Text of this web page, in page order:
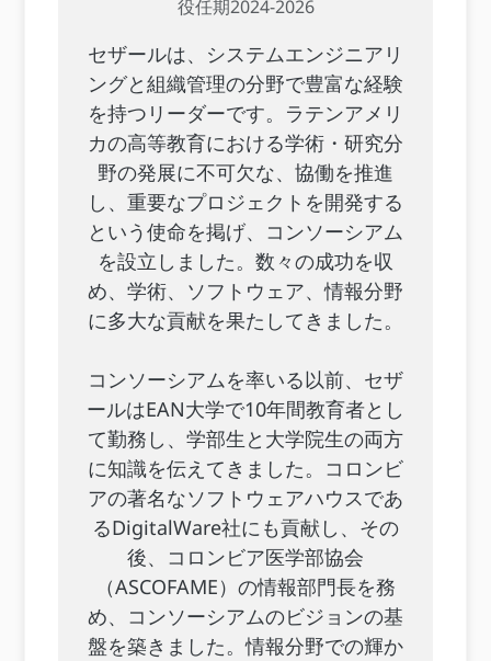
役任期2024-2026
セザールは、システムエンジニアリ
ングと組織管理の分野で豊富な経験
を持つリーダーです。ラテンアメリ
カの高等教育における学術・研究分
野の発展に不可欠な、協働を推進
し、重要なプロジェクトを開発する
という使命を掲げ、コンソーシアム
を設立しました。数々の成功を収
め、学術、ソフトウェア、情報分野
に多大な貢献を果たしてきました。
コンソーシアムを率いる以前、セザ
ールはEAN大学で10年間教育者とし
て勤務し、学部生と大学院生の両方
に知識を伝えてきました。コロンビ
アの著名なソフトウェアハウスであ
るDigitalWare社にも貢献し、その
後、コロンビア医学部協会
（ASCOFAME）の情報部門長を務
め、コンソーシアムのビジョンの基
盤を築きました。情報分野での輝か